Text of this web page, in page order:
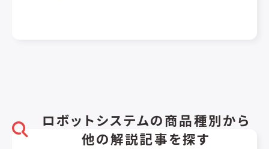
ロボットシステムの商品種別から
他の解説記事を探す